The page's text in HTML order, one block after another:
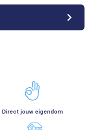
Direct jouw eigendom